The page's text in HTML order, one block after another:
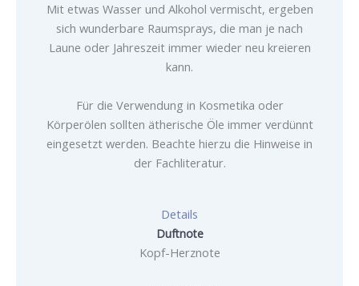
Mit etwas Wasser und Alkohol vermischt, ergeben
sich wunderbare Raumsprays, die man je nach
Laune oder Jahreszeit immer wieder neu kreieren
kann.
Für die Verwendung in Kosmetika oder
Körperölen sollten ätherische Öle immer verdünnt
eingesetzt werden. Beachte hierzu die Hinweise in
der Fachliteratur.
Details
Duftnote
Kopf-Herznote